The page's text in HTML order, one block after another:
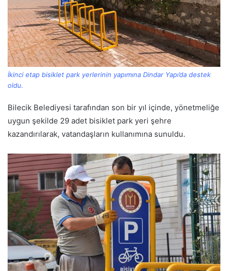
İkinci etap bisiklet park yerlerinin yapımına Dindar Yapı’da destek
oldu.
Bilecik Belediyesi tarafından son bir yıl içinde, yönetmeliğe
uygun şekilde 29 adet bisiklet park yeri şehre
kazandırılarak, vatandaşların kullanımına sunuldu.